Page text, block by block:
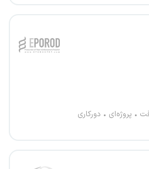
پروژه‌ای دورکاری